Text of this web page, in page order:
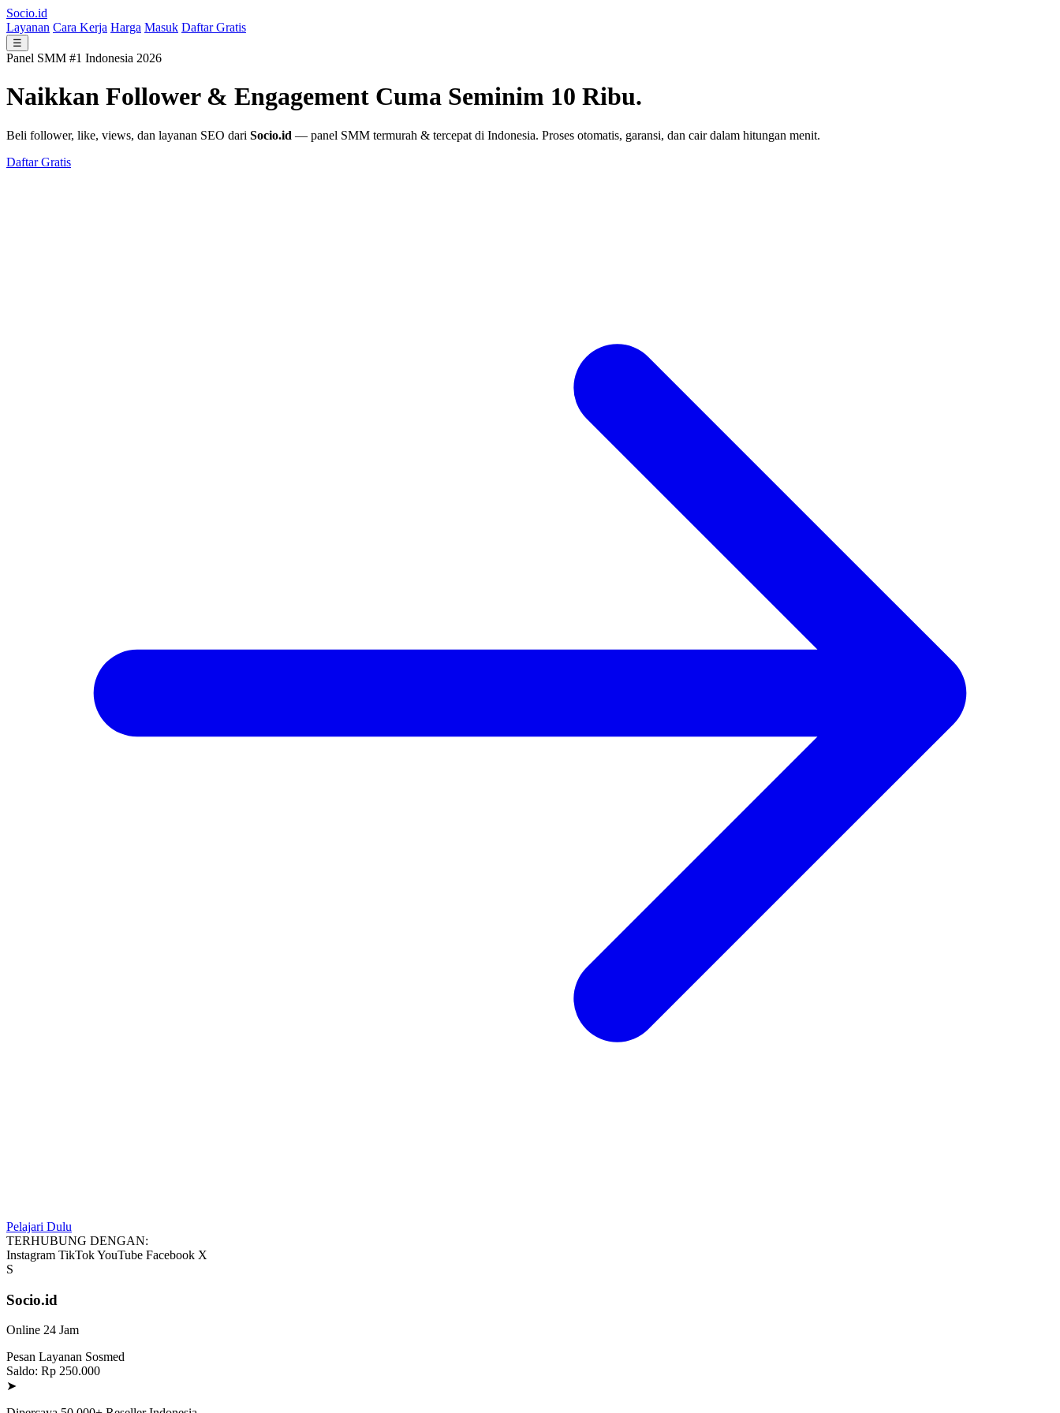
Socio.id
Layanan Cara Kerja Harga Masuk Daftar Gratis
☰
Panel SMM #1 Indonesia 2026
Naikkan Follower & Engagement Cuma Seminim 10 Ribu.
Beli follower, like, views, dan layanan SEO dari Socio.id — panel SMM termurah & tercepat di Indonesia. Proses otomatis, garansi, dan cair dalam hitungan menit.
Daftar Gratis
Pelajari Dulu
TERHUBUNG DENGAN:
Instagram TikTokYouTube Facebook X
S
Socio.id
Online 24 Jam
Pesan Layanan Sosmed
Saldo: Rp 250.000
➤